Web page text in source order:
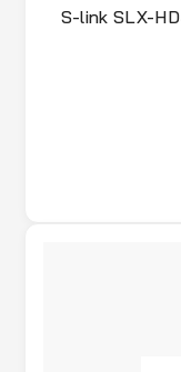
S-link SLX-